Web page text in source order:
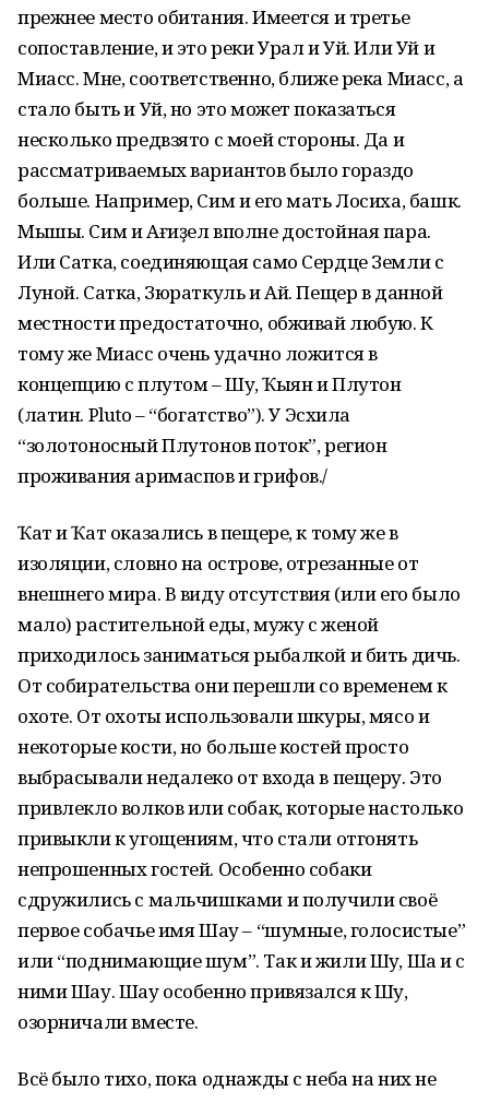
прежнее место обитания. Имеется и третье
сопоставление, и это реки Урал и Уй. Или Уй и
Миасс. Мне, соответственно, ближе река Миасс, а
стало быть и Уй, но это может показаться
несколько предвзято с моей стороны. Да и
рассматриваемых вариантов было гораздо
больше. Например, Сим и его мать Лосиха, башк.
Мышы. Сим и Ағиҙел вполне достойная пара.
Или Сатка, соединяющая само Сердце Земли с
Луной. Сатка, Зюраткуль и Ай. Пещер в данной
местности предостаточно, обживай любую. К
тому же Миасс очень удачно ложится в
концепцию с плутом – Шуҡ, Ҡыян и Плутон
(латин. Pluto – “богатство”). У Эсхила
“золотоносный Плутонов поток”, регион
проживания аримаспов и грифов./
Ҡат и Ҡат оказались в пещере, к тому же в
изоляции, словно на острове, отрезанные от
внешнего мира. В виду отсутствия (или его было
мало) растительной еды, мужу с женой
приходилось заниматься рыбалкой и бить дичь.
От собирательства они перешли со временем к
охоте. От охоты использовали шкуры, мясо и
некоторые кости, но больше костей просто
выбрасывали недалеко от входа в пещеру. Это
привлекло волков или собак, которые настолько
привыкли к угощениям, что стали отгонять
непрошенных гостей. Особенно собаки
сдружились с мальчишками и получили своё
первое собачье имя Шау – “шумные, голосистые”
или “поднимающие шум”. Так и жили Шуҡ, Шаҡ и с
ними Шау. Шау особенно привязался к Шуҡ,
озорничали вместе.
Всё было тихо, пока однажды с неба на них не